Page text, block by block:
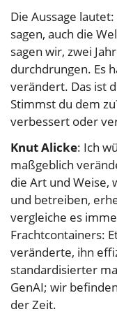
Die Aussage
sagen, auch die
sagen wir, zwei
durchdrungen. Es
verändert. Das ist
Stimmst du dem
verbessert oder
Knut Alicke: Ich
maßgeblich
die Art und Weise,
und betreiben,
vergleiche es
Frachtcontainers:
veränderte, ihn
standardisierter
GenAI; wir
der Zeit.